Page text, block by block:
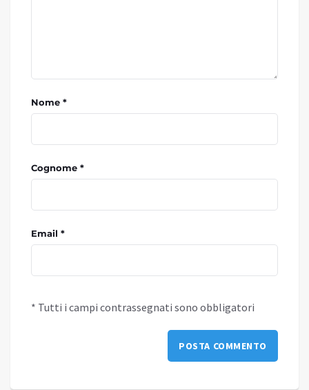
Nome *
Cognome *
Email *
* Tutti i campi contrassegnati sono obbligatori